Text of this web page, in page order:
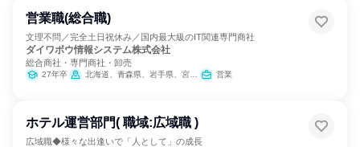
営業職(総合職)
文理不問／完全土日祝休み／国内最大級のIT関連専門商社
ダイワボウ情報システム株式会社
総合商社・専門商社・卸売
27年卒 北海道、青森県、岩手県、宮城県、秋田県、山形県、福島県、茨城県、栃木県、群馬県、埼玉県、千葉県、東京都、神奈川県、新潟県、富山県、石川県、福井県、山梨県、長野県、岐阜県、静岡県、愛知県、三重県、滋賀県、京都府、大阪府、兵庫県、奈良県、和歌山県、鳥取県、島根県、岡山県、広島県、山口県、徳島県、香川県、愛媛県、高知県、福岡県、佐賀県、長崎県、熊本県、大分県、宮崎県、鹿児島県、沖縄県 営業
ホテル運営部門( 職域:広域職 )
広域職◆様々な出逢いで「人として」の成長